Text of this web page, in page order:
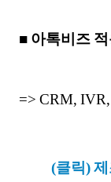
■ 아톡비즈
=> CRM,
(클릭)